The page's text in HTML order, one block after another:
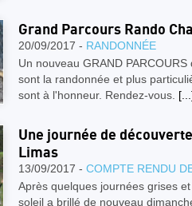
Grand Parcours Rando
20/09/2017 - RANDONNÉE
Un nouveau GRAND
sont la randonnée et plus
sont à l'honneur. Rendez-vous.
Une journée de
Limas
13/09/2017 - COMPTE RENDU
Après quelques journées grises
soleil a brillé de nouveau